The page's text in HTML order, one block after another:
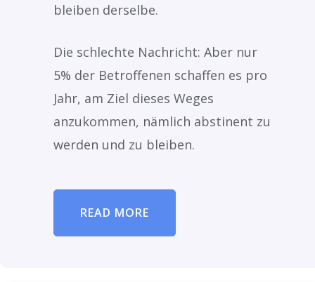
bleiben derselbe.
Die schlechte Nachricht: Aber nur
5% der Betroffenen schaffen es pro
Jahr, am Ziel dieses Weges
anzukommen, nämlich abstinent zu
werden und zu bleiben.
READ MORE